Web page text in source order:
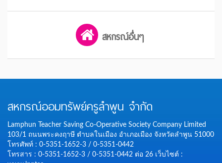
สหกรณ์อื่นๆ
สหกรณ์ออมทรัพย์ครูลำพูน จำกัด
Lamphun Teacher Saving Co-Operative Society Company Limited
103/1 ถนนพระคงฤาษี ตำบลในเมือง อำเภอเมือง จังหวัดลำพูน 51000
โทรศัพท์ : 0-5351-1652-3 / 0-5351-0442
โทรสาร : 0-5351-1652-3 / 0-5351-0442 ต่อ 26 เว็บไซต์ :